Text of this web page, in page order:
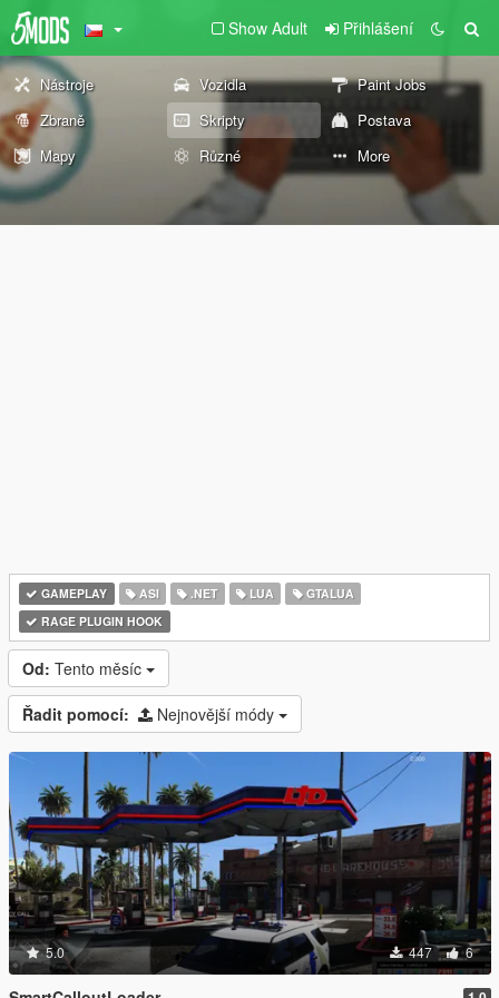
Show Adult Přihlášení
Nástroje Vozidla
Paint Jobs
Zbraně
Skripty
Postava
Mapy
Různé More
GAMEPLAY ASI .NET LUA
GTALUA
RAGE PLUGIN HOOK
Od: Tento měsíc
Řadit pomocí: Nejnovější módy
5.0 447 6